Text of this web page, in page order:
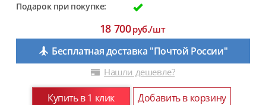
Подарок при покупке:
18 700руб./шт
Бесплатная доставка "Почтой России"
Нашли дешевле?
Купить в 1 клик Добавить в корзину